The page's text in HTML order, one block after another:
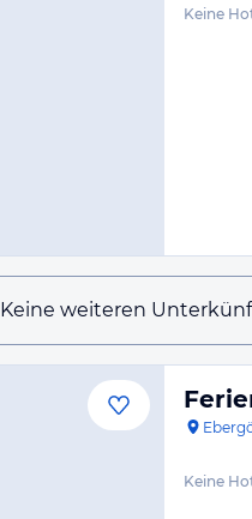
Keine
Keine weiteren
Keine